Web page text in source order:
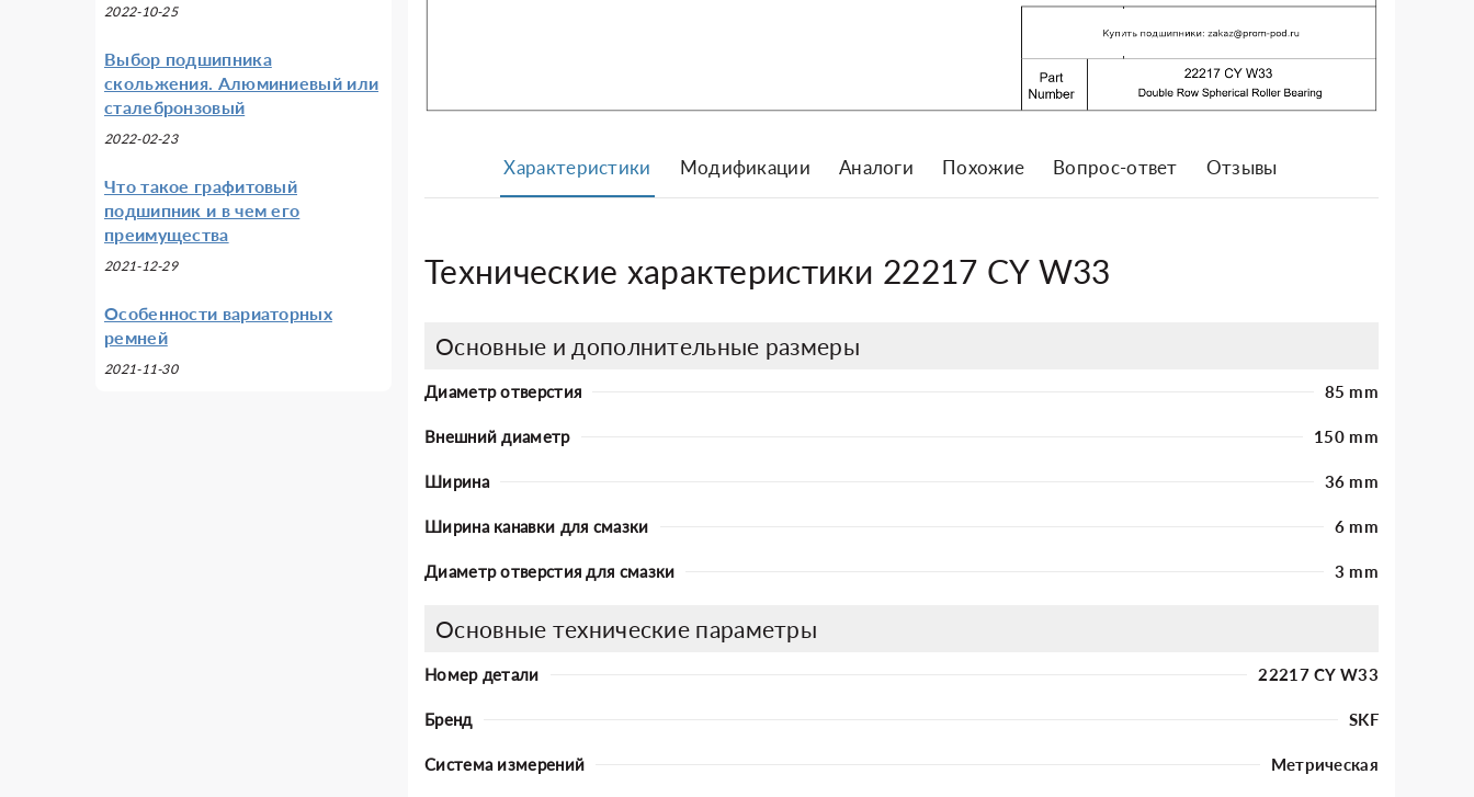
2022-10-25
Выбор подшипника
скольжения. Алюминиевый или
сталебронзовый
2022-02-23
Что такое графитовый
подшипник и в чем его
преимущества
2021-12-29
Особенности вариаторных
ремней
2021-11-30
Характеристики Модификации Аналоги Похожие Вопрос-ответ Отзывы
Технические характеристики 22217 CY W33
Основные и дополнительные размеры
Диаметр отверстия 85 mm
Внешний диаметр 150 mm
Ширина 36 mm
Ширина канавки для смазки 6 mm
Диаметр отверстия для смазки 3 mm
Основные технические параметры
Номер детали 22217 CY W33
Бренд SKF
Система измерений Метрическая